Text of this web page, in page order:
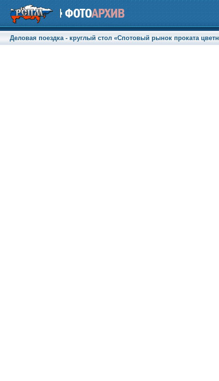
Деловая поездка - круглый стол «Спотовый рынок проката